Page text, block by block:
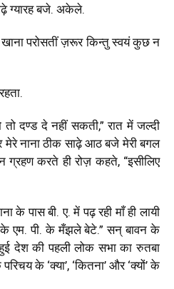
ग्यारह बजे. अकेले.
परोसतीं ज़रूर किन्तु स्वयं कुछ न
तो दण्ड दे नहीं सकती,” रात में जल्दी
नाना ठीक साढ़े आठ बजे मेरी बगल
करते ही रोज़ कहते, “इसीलिए
के पास बी. ए. में पढ़ रही माँ ही लायी
के एम. पी. के मँझले बेटे.” सन् बावन के
देश की पहली लोक सभा का रुतबा
के ‘क्या’, ‘कितना’ और ‘क्यों’ के